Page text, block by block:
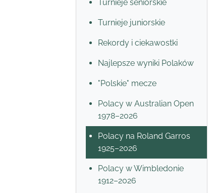
Turnieje seniorskie
Turnieje juniorskie
Rekordy i ciekawostki
Najlepsze wyniki Polaków
"Polskie" mecze
Polacy w Australian Open
1978–2026
Polacy na Roland Garros
1925–2026
Polacy w Wimbledonie
1912–2026